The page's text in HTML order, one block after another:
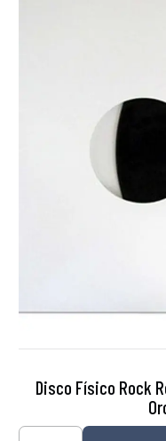
Disco Físico Rock